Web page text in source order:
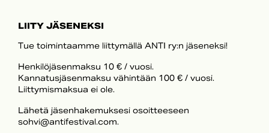
LIITY JÄSENEKSI
Tue toimintaamme liittymällä ANTI ry:n jäseneksi!
Henkilöjäsenmaksu 10 € / vuosi.
Kannatusjäsenmaksu vähintään 100 € / vuosi.
Liittymismaksua ei ole.
Lähetä jäsenhakemuksesi osoitteeseen
sohvi@antifestival.com.